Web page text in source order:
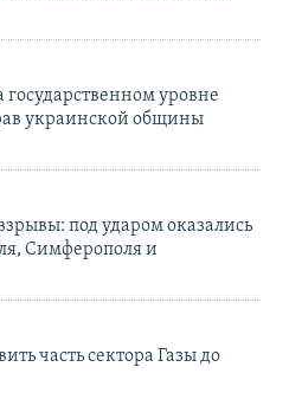
уровне
украинской общины
под ударом оказались
Симферополя и
часть сектора Газы до